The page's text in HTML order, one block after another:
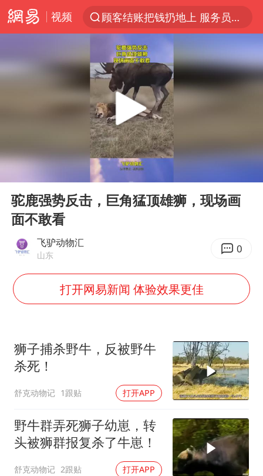
视频
顾客结账把钱扔地上 服务员霸气扔回
探寻“技能+”促就业创业新路
美国退回1000亿美元关税
李亚鹏向地铁吐血女孩捐99999元
弹药库存告急 美军补货难
台风白海豚或在华东沿海登陆
《Monica》填词人黎彼得去世
人贩子“梅姨”真名谢家梅
被妻子举报丈夫与情人一审获刑1年
多专业取消艺考 文化工作者要有文化
22岁女生南太行山失联已超十天
总书记关心百姓身边这些民生大事
Play
驼鹿强势反击，巨角猛顶雄狮，现场画
面不敢看
飞驴动物汇
山东 0
打开网易新闻 体验效果更佳
狮子捕杀野牛，反被野牛
杀死！
舒克动物记 1跟贴 打开APP
野牛群弄死狮子幼崽，转
头被狮群报复杀了牛崽！
舒克动物记 2跟贴 打开APP